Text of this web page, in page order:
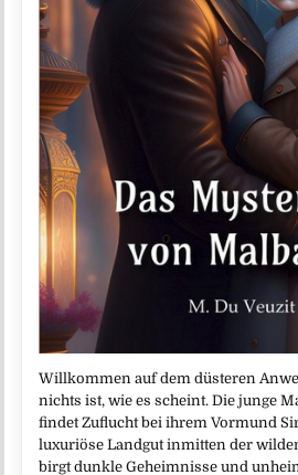
Willkommen auf dem düsteren
nichts ist, wie es scheint. Die junge
findet Zuflucht bei ihrem Vormund
luxuriöse Landgut inmitten der
birgt dunkle Geheimnisse und